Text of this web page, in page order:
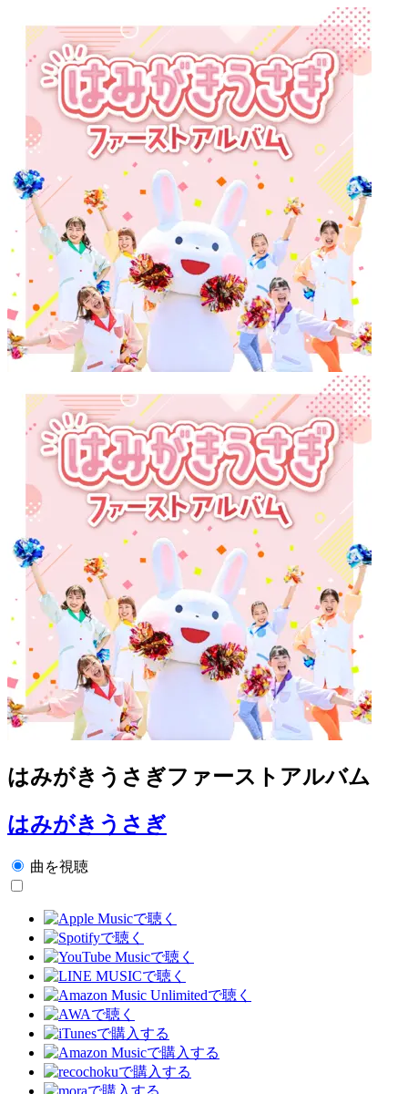
はみがきうさぎファーストアルバム
はみがきうさぎ
曲を視聴